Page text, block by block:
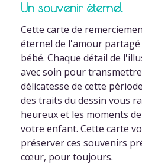
Un souvenir éternel
Cette carte de
éternel de l'amour
bébé. Chaque détail de
avec soin pour
délicatesse de cette
des traits du dessin vous
heureux et les moments
votre enfant. Cette carte
préserver ces souvenirs
cœur, pour toujours.